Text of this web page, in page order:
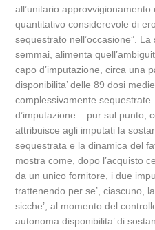
all’unitario approvvigionamento
quantitativo considerevole di
sequestrato nell’occasione”.
semmai, alimenta
capo d’imputazione, circa una
disponibilita’ delle 89 dosi
complessivamente
d’imputazione – pur sul punto,
attribuisce agli imputati la
sequestrata e la dinamica del
mostra come, dopo l’acquisto
da un unico fornitore, i due
trattenendo per se’, ciascuno,
sicche’, al momento del
autonoma disponibilita’ di